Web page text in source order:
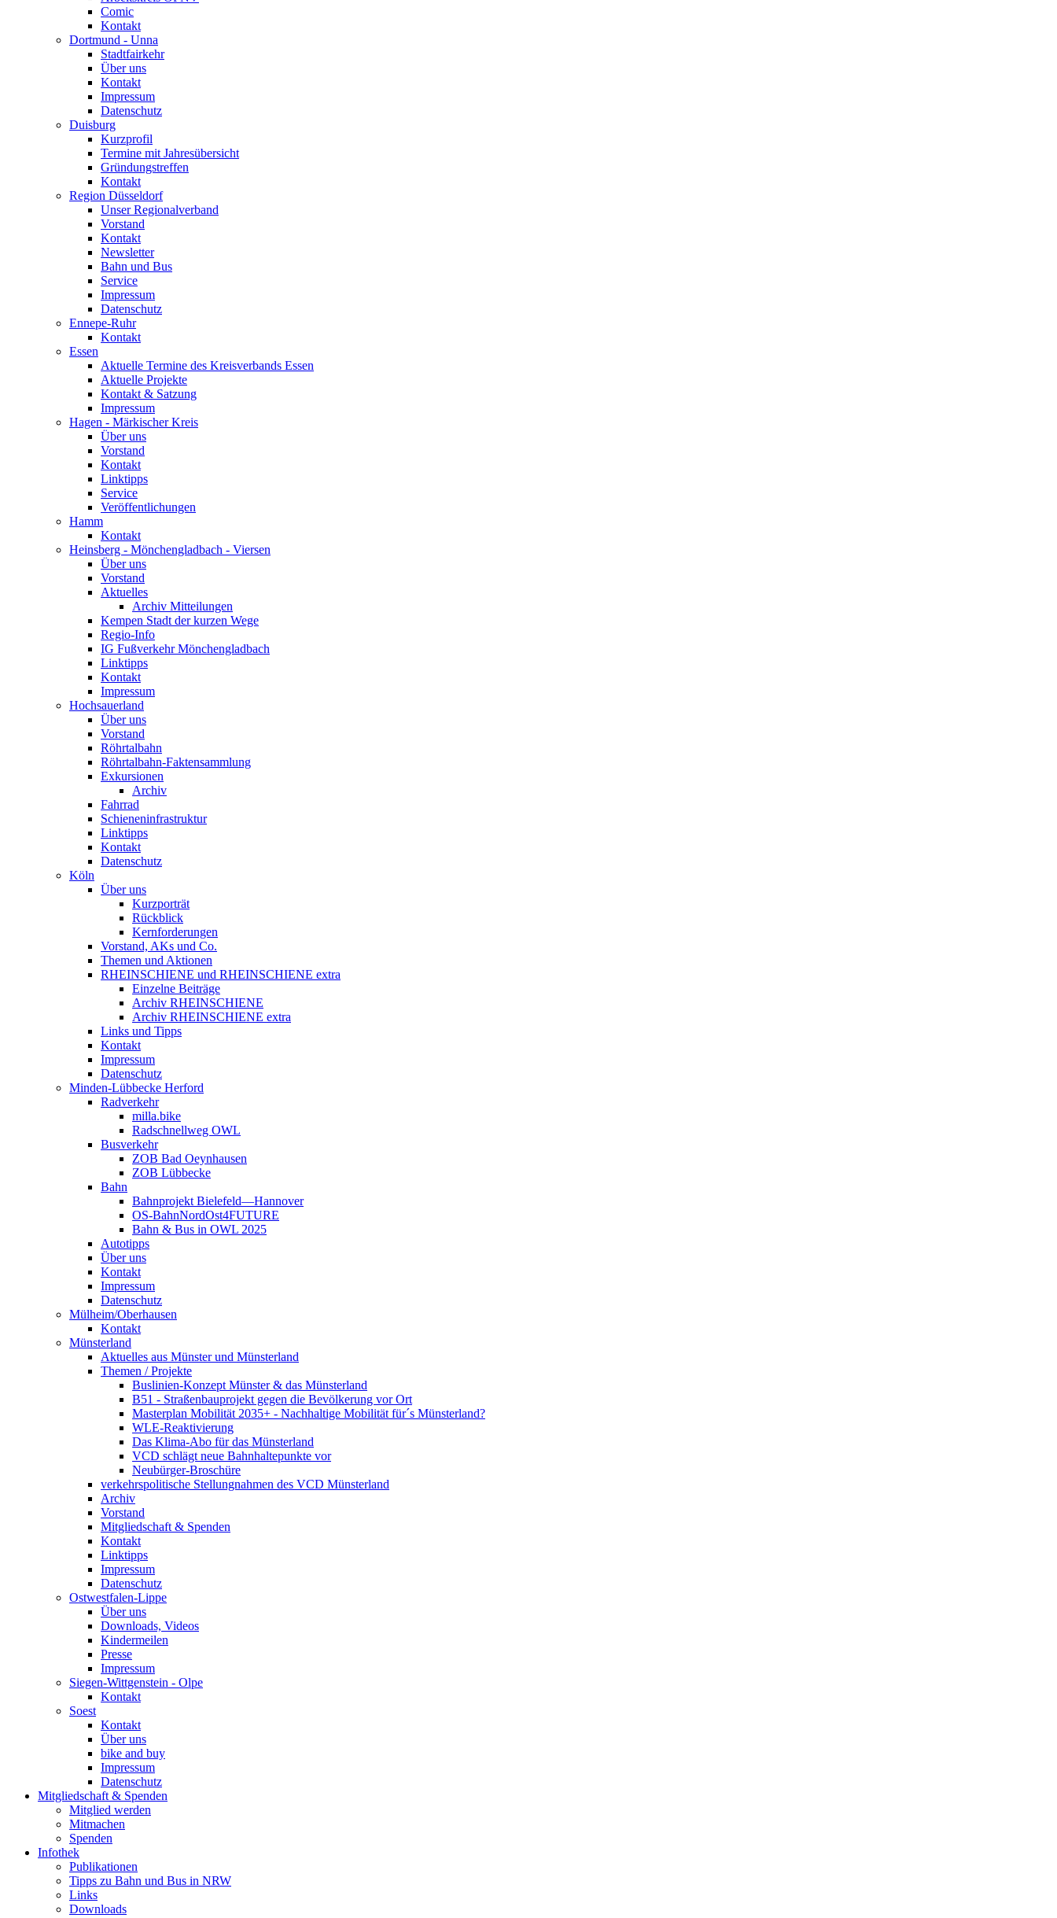
Comic
Kontakt
Dortmund - Unna
Stadtfairkehr
Über uns
Kontakt
Impressum
Datenschutz
Duisburg
Kurzprofil
Termine mit Jahresübersicht
Gründungstreffen
Kontakt
Region Düsseldorf
Unser Regionalverband
Vorstand
Kontakt
Newsletter
Bahn und Bus
Service
Impressum
Datenschutz
Ennepe-Ruhr
Kontakt
Essen
Aktuelle Termine des Kreisverbands Essen
Aktuelle Projekte
Kontakt & Satzung
Impressum
Hagen - Märkischer Kreis
Über uns
Vorstand
Kontakt
Linktipps
Service
Veröffentlichungen
Hamm
Kontakt
Heinsberg - Mönchengladbach - Viersen
Über uns
Vorstand
Aktuelles
Archiv Mitteilungen
Kempen Stadt der kurzen Wege
Regio-Info
IG Fußverkehr Mönchengladbach
Linktipps
Kontakt
Impressum
Hochsauerland
Über uns
Vorstand
Röhrtalbahn
Röhrtalbahn-Faktensammlung
Exkursionen
Archiv
Fahrrad
Schieneninfrastruktur
Linktipps
Kontakt
Datenschutz
Köln
Über uns
Kurzporträt
Rückblick
Kernforderungen
Vorstand, AKs und Co.
Themen und Aktionen
RHEINSCHIENE und RHEINSCHIENE extra
Einzelne Beiträge
Archiv RHEINSCHIENE
Archiv RHEINSCHIENE extra
Links und Tipps
Kontakt
Impressum
Datenschutz
Minden-Lübbecke Herford
Radverkehr
milla.bike
Radschnellweg OWL
Busverkehr
ZOB Bad Oeynhausen
ZOB Lübbecke
Bahn
Bahnprojekt Bielefeld—Hannover
OS-BahnNordOst4FUTURE
Bahn & Bus in OWL 2025
Autotipps
Über uns
Kontakt
Impressum
Datenschutz
Mülheim/Oberhausen
Kontakt
Münsterland
Aktuelles aus Münster und Münsterland
Themen / Projekte
Buslinien-Konzept Münster & das Münsterland
B51 - Straßenbauprojekt gegen die Bevölkerung vor Ort
Masterplan Mobilität 2035+ - Nachhaltige Mobilität für´s Münsterland?
WLE-Reaktivierung
Das Klima-Abo für das Münsterland
VCD schlägt neue Bahnhaltepunkte vor
Neubürger-Broschüre
verkehrspolitische Stellungnahmen des VCD Münsterland
Archiv
Vorstand
Mitgliedschaft & Spenden
Kontakt
Linktipps
Impressum
Datenschutz
Ostwestfalen-Lippe
Über uns
Downloads, Videos
Kindermeilen
Presse
Impressum
Siegen-Wittgenstein - Olpe
Kontakt
Soest
Kontakt
Über uns
bike and buy
Impressum
Datenschutz
Mitgliedschaft & Spenden
Mitglied werden
Mitmachen
Spenden
Infothek
Publikationen
Tipps zu Bahn und Bus in NRW
Links
Downloads